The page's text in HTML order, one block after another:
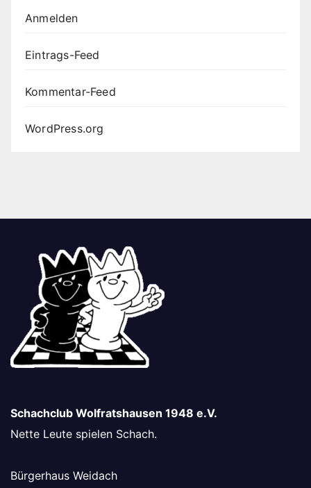
Anmelden
Eintrags-Feed
Kommentar-Feed
WordPress.org
Schachclub Wolfratshausen 1948 e.V.
Nette Leute spielen Schach.
Bürgerhaus Weidach